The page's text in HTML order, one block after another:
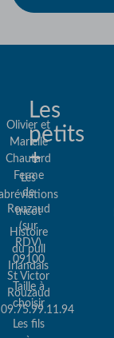
Olivier et
Marielle
Chautard
Ferme
de
Rouzaud
(sur
RDV)
09100
St Victor
Rouzaud
09.75.99.11.94
Les
petits
+
Les
tricot
Histoire
du pull
Irlandais
Taille à
choisir
Les fils